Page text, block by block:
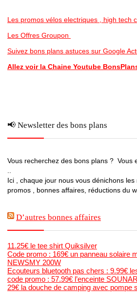
Les promos vélos electriques , high tech
Les Offres Groupon
Suivez bons plans astuces sur Google
Allez voir la Chaine Youtube
📢 Newsletter des bons plans
Vous recherchez des bons plans ? Vous
Ici , chaque jour nous vous dénichons les
promos , bonnes affaires, réductions du
D’autres bonnes affaires
11.25€ le tee shirt Quiksilver
Code promo : 169€ un panneau solaire
NEWSMY 200W
Ecouteurs bluetooth pas chers : 9.99€
code promo : 57.99€ l’enceinte
29€ la douche de camping avec pompe